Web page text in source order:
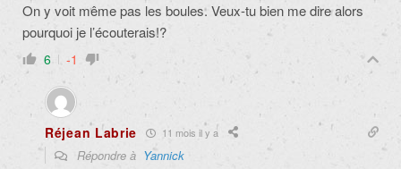
On y voit même pas les boules. Veux-tu bien me dire alors
pourquoi je l’écouterais!?
6 -1
Réjean Labrie 11 mois il y a
Répondre à Yannick